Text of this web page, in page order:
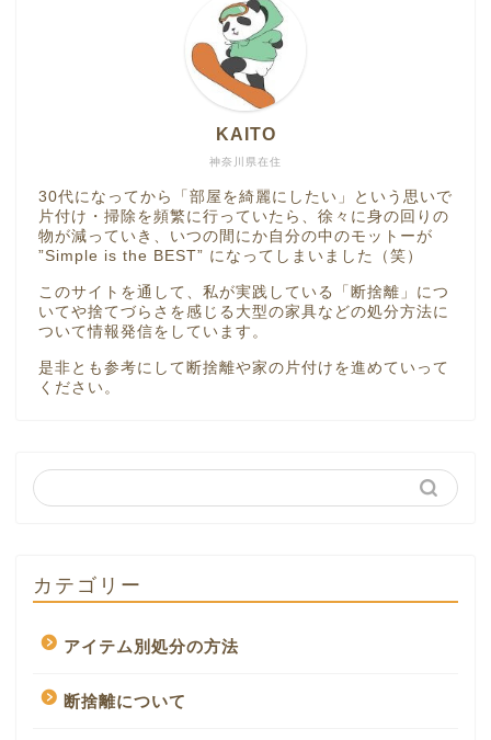
神奈川県在住
KAITO
30代になってから「部屋を綺麗にしたい」という思いで
片付け・掃除を頻繁に行っていたら、徐々に身の回りの
物が減っていき、いつの間にか自分の中のモットーが
”Simple is the BEST” になってしまいました（笑）
このサイトを通して、私が実践している「断捨離」につ
いてや捨てづらさを感じる大型の家具などの処分方法に
ついて情報発信をしています。
是非とも参考にして断捨離や家の片付けを進めていって
ください。
カテゴリー
アイテム別処分の方法
断捨離について